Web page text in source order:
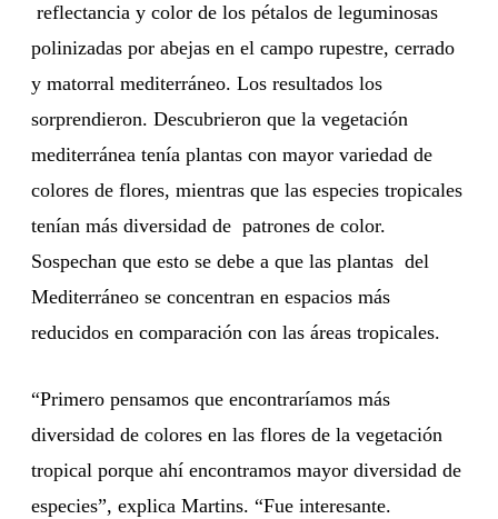
reflectancia y color de los pétalos de leguminosas
polinizadas por abejas en el campo rupestre, cerrado
y matorral mediterráneo. Los resultados los
sorprendieron. Descubrieron que la vegetación
mediterránea tenía plantas con mayor variedad de
colores de flores, mientras que las especies tropicales
tenían más diversidad de patrones de color.
Sospechan que esto se debe a que las plantas del
Mediterráneo se concentran en espacios más
reducidos en comparación con las áreas tropicales.
“Primero pensamos que encontraríamos más
diversidad de colores en las flores de la vegetación
tropical porque ahí encontramos mayor diversidad de
especies”, explica Martins. “Fue interesante.